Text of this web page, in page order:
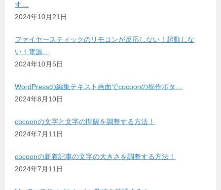
す…
2024年10月21日
ファイヤースティックのリモコンが反応しない！起動しな
い！電源…
2024年10月5日
WordPressの編集テキスト画面でcocoonの操作ボタ…
2024年8月10日
cocoonの文字と文字の間隔を調整する方法！
2024年7月11日
cocoonの新着記事の文字の大きさを調整する方法！
2024年7月11日